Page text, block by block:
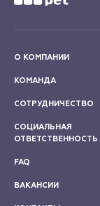
О КОМПАНИИ
КОМАНДА
СОТРУДНИЧЕСТВО
СОЦИАЛЬНАЯ
ОТВЕТСТВЕННОСТЬ
FAQ
ВАКАНСИИ